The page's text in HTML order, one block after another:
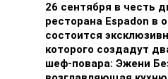
26 сентября в честь
ресторана Espadon в
состоится
которого создадут
шеф-повара: Эжени